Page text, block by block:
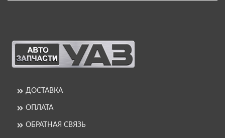
ДОСТАВКА
ОПЛАТА
ОБРАТНАЯ СВЯЗЬ